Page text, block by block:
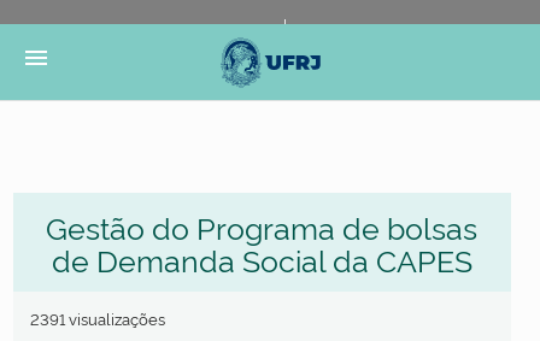
Portal do Governo Brasileiro
Governo
menu
Gestão do Programa de bolsas
de Demanda Social da CAPES
2391 visualizações